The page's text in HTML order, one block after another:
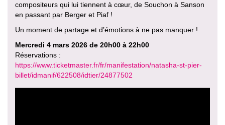
compositeurs qui lui tiennent à cœur, de Souchon à Sanson
en passant par Berger et Piaf !
Un moment de partage et d’émotions à ne pas manquer !
Mercredi 4 mars 2026 de 20h00 à 22h00
Réservations :
https://www.ticketmaster.fr/fr/manifestation/natasha-st-pier-
billet/idmanif/622508/idtier/24877502